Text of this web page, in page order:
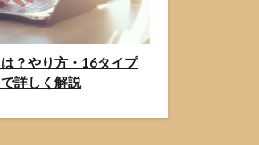
？やり方・16タイプ
詳しく解説